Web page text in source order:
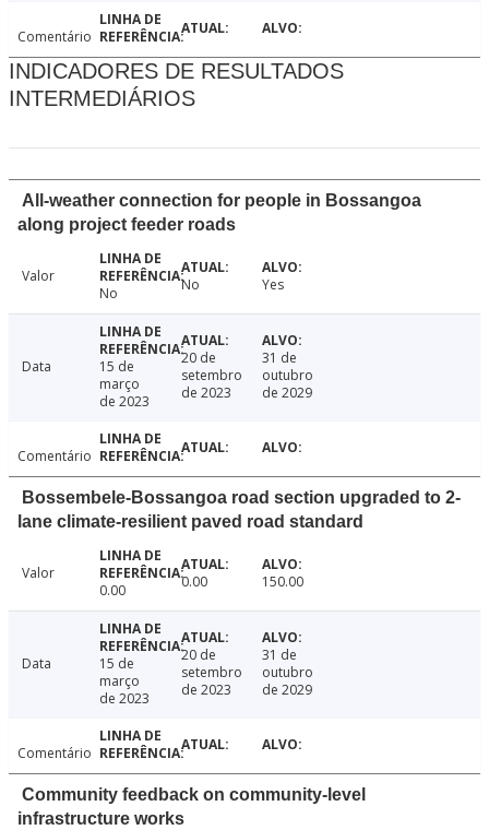
Comentário
INDICADORES DE RESULTADOS
INTERMEDIÁRIOS
All-weather connection for people in Bossangoa
along project feeder roads
Valor
No
No Yes
Data
15 de
março
de 2023
20 de
setembro
de 2023
31 de
outubro
de 2029
Comentário
Bossembele-Bossangoa road section upgraded to 2-
lane climate-resilient paved road standard
Valor
0.00
0.00 150.00
Data
15 de
março
de 2023
20 de
setembro
de 2023
31 de
outubro
de 2029
Comentário
Community feedback on community-level
infrastructure works